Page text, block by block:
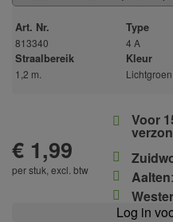
Art. Nr.
813340
Type
4 A
Straalbereik
1,2 m.
Kleur
Lichtgroen
€ 1,99
per stuk, excl. btw
Voor
Aalten
Log in